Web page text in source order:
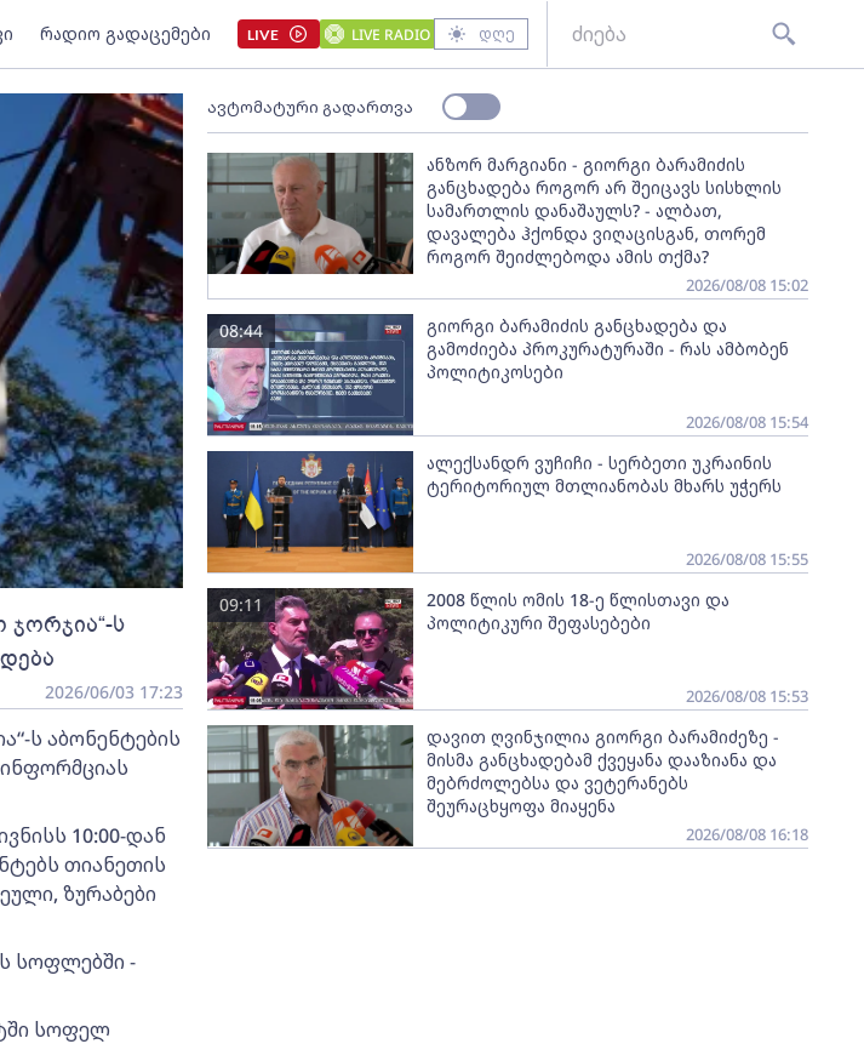
რადიო გადაცემები LIVE LIVE RADIO დღე
ჯორჯია“-ს
2026/06/03 17:23
ს აბონენტების
10:00-დან
თიანეთის
ზურაბები
სოფლებში -
სოფელ
ავტომატური გადართვა
ანზორ მარგიანი - გიორგი ბარამიძის
განცხადება როგორ არ შეიცავს სისხლის
სამართლის დანაშაულს? - ალბათ,
დავალება ჰქონდა ვიღაცისგან, თორემ
როგორ შეიძლებოდა ამის თქმა?
2026/08/08 15:02
გიორგი ბარამიძის განცხადება და
გამოძიება პროკურატურაში - რას ამბობენ
პოლიტიკოსები
08:44
2026/08/08 15:54
ალექსანდრ ვუჩიჩი - სერბეთი უკრაინის
ტერიტორიულ მთლიანობას მხარს უჭერს
2026/08/08 15:55
2008 წლის ომის 18-ე წლისთავი და
პოლიტიკური შეფასებები
09:11
2026/08/08 15:53
დავით ღვინჯილია გიორგი ბარამიძეზე -
მისმა განცხადებამ ქვეყანა დააზიანა და
მებრძოლებსა და ვეტერანებს
შეურაცხყოფა მიაყენა
2026/08/08 16:18